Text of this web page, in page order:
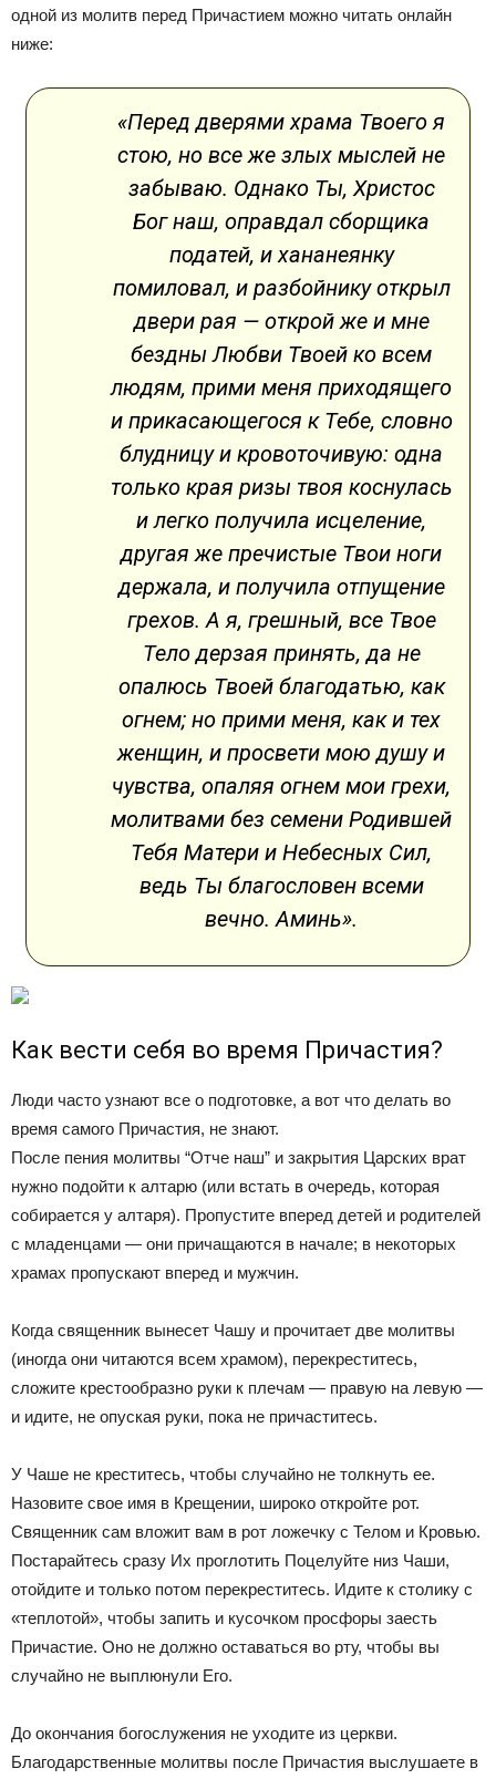
одной из молитв перед Причастием можно читать онлайн
ниже:
«Перед дверями храма Твоего я
стою, но все же злых мыслей не
забываю. Однако Ты, Христос
Бог наш, оправдал сборщика
податей, и хананеянку
помиловал, и разбойнику открыл
двери рая — открой же и мне
бездны Любви Твоей ко всем
людям, прими меня приходящего
и прикасающегося к Тебе, словно
блудницу и кровоточивую: одна
только края ризы твоя коснулась
и легко получила исцеление,
другая же пречистые Твои ноги
держала, и получила отпущение
грехов. А я, грешный, все Твое
Тело дерзая принять, да не
опалюсь Твоей благодатью, как
огнем; но прими меня, как и тех
женщин, и просвети мою душу и
чувства, опаляя огнем мои грехи,
молитвами без семени Родившей
Тебя Матери и Небесных Сил,
ведь Ты благословен всеми
вечно. Аминь».
Как вести себя во время Причастия?
Люди часто узнают все о подготовке, а вот что делать во
время самого Причастия, не знают.
После пения молитвы “Отче наш” и закрытия Царских врат
нужно подойти к алтарю (или встать в очередь, которая
собирается у алтаря). Пропустите вперед детей и родителей
с младенцами — они причащаются в начале; в некоторых
храмах пропускают вперед и мужчин.
Когда священник вынесет Чашу и прочитает две молитвы
(иногда они читаются всем храмом), перекреститесь,
сложите крестообразно руки к плечам — правую на левую —
и идите, не опуская руки, пока не причаститесь.
У Чаше не креститесь, чтобы случайно не толкнуть ее.
Назовите свое имя в Крещении, широко откройте рот.
Священник сам вложит вам в рот ложечку с Телом и Кровью.
Постарайтесь сразу Их проглотить Поцелуйте низ Чаши,
отойдите и только потом перекреститесь. Идите к столику с
«теплотой», чтобы запить и кусочком просфоры заесть
Причастие. Оно не должно оставаться во рту, чтобы вы
случайно не выплюнули Его.
До окончания богослужения не уходите из церкви.
Благодарственные молитвы после Причастия выслушаете в